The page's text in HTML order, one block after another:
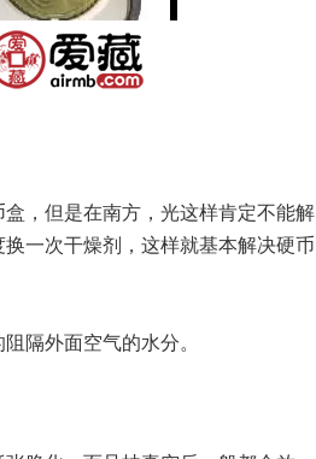
，但是在南方，光这样肯定不能解
一次干燥剂，这样就基本解决硬币
隔外面空气的水分。